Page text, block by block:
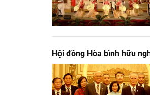
Hội đồng Hòa bình hữu